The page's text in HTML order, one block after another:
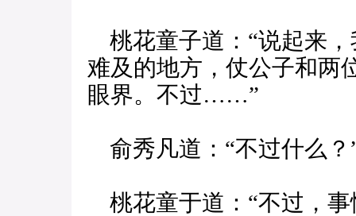
桃花童子道：“说起来
难及的地方，仗公子和两
眼界。不过……”
俞秀凡道：“不过什么？
桃花童于道：“不过，